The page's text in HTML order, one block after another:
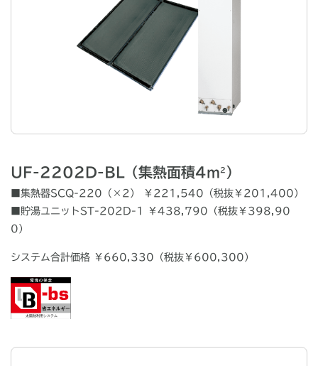
UF-2202D-BL（集熱面積4m 2 ）
■集熱器SCQ-220（×2）
￥221,540（税抜￥201,400）
■貯湯ユニットST-202D-1
￥438,790（税抜￥398,90
0）
システム合計価格 ￥660,330（税抜￥600,300）